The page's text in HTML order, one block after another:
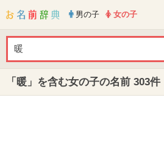
男の子 女の子
「暖」を含む女の子の名前 303件